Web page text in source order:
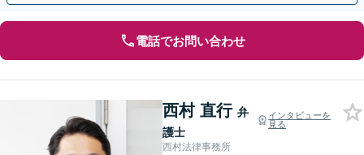
電話でお問い合わせ
西村 直行 弁
護士
インタビューを
見る
西村法律事務所